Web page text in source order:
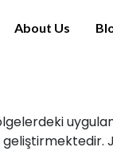
About Us